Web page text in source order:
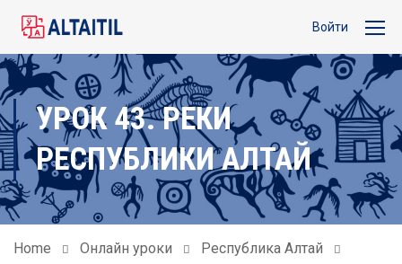
Войти
УРОК 43. РЕКИ
РЕСПУБЛИКИ АЛТАЙ
Home Онлайн уроки
Республика Алтай